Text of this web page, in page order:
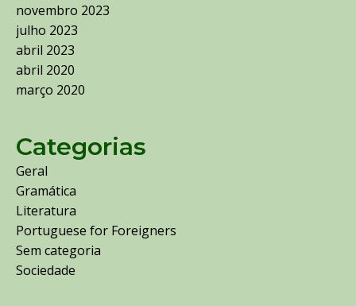
novembro 2023
julho 2023
abril 2023
abril 2020
março 2020
Categorias
Geral
Gramática
Literatura
Portuguese for Foreigners
Sem categoria
Sociedade